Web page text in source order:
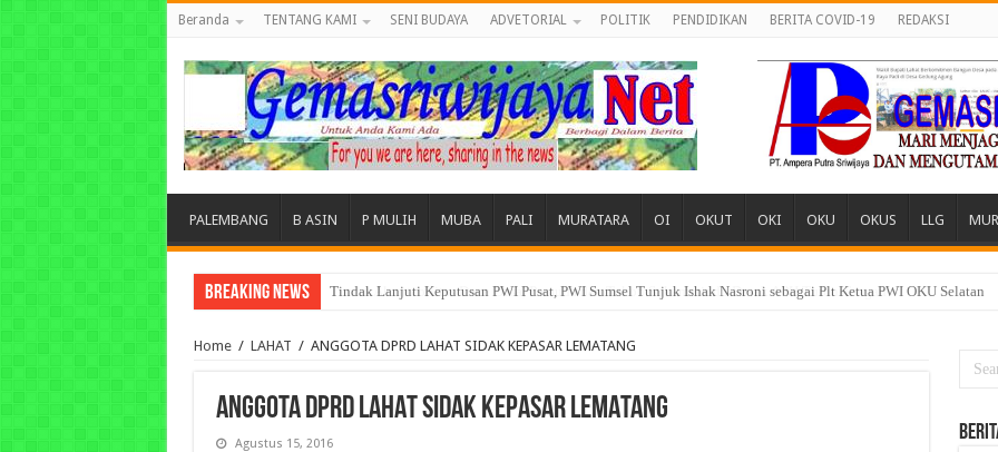
Beranda TENTANG KAMI SENI BUDAYA ADVETORIAL POLITIK PENDIDIKAN BERITA COVID-19 REDAKSI
PALEMBANG B ASIN P MULIH MUBA PALI MURATARA OI OKUT OKI OKU OKUS LLG
Breaking News Tuntut Akuntabilitas Dana Desa, Pemuda dan Tokoh Sukamerindu Desak APH Turun Tangan
Home / LAHAT / ANGGOTA DPRD LAHAT SIDAK KEPASAR LEMATANG
ANGGOTA DPRD LAHAT SIDAK KEPASAR LEMATANG
Agustus 15, 2016